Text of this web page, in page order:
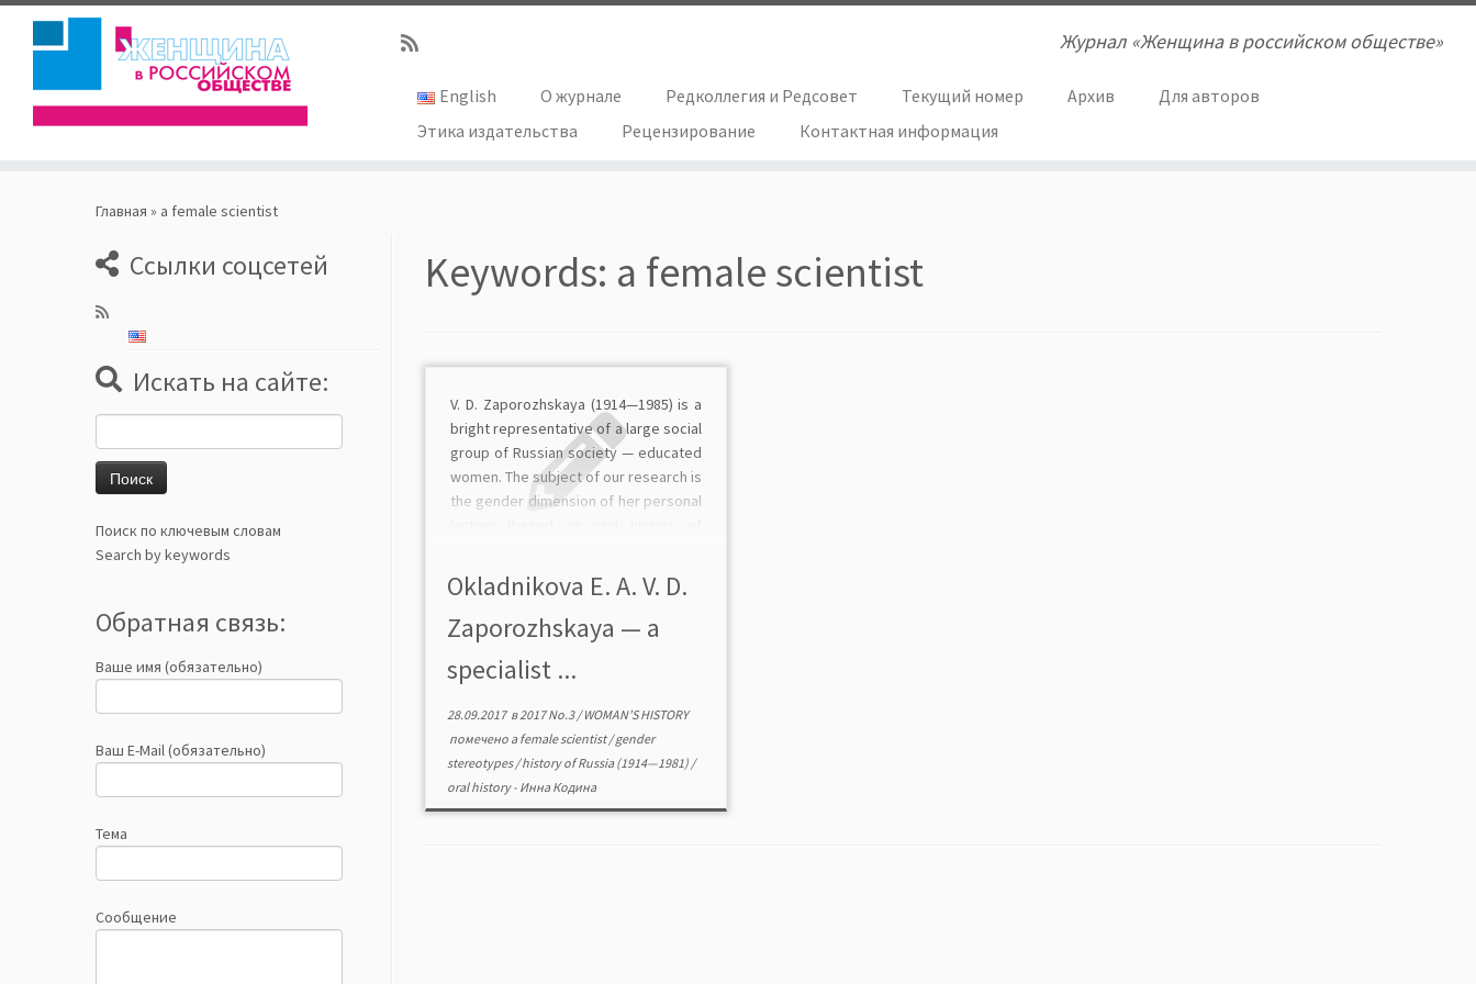
Журнал «Женщина в российском обществе»
English О журнале Редколлегия и Редсовет Текущий номер Архив
Для авторов
Этика издательства
Рецензирование Контактная информация
Главная » a female scientist
Ссылки соцсетей
Искать на сайте:
Поиск по ключевым словам
Search by keywords
Обратная связь:
Ваше имя (обязательно)
Ваш E-Mail (обязательно)
Тема
Сообщение
Keywords: a female scientist
V. D. Zaporozhskaya (1914—1985) is a
bright representative of a large social
group of Russian society — educated
women. The subject of our research is
the gender dimension of her personal
known specialist in Siberian studies,
an archaeologist and a […]
Okladnikova E. A. V. D.
Zaporozhskaya — a
specialist ...
28.09.2017в2017 No.3/WOMAN’S HISTORY
помечено a female scientist/gender
stereotypes/history of Russia (1914—1981) /
oral history- Инна Кодина